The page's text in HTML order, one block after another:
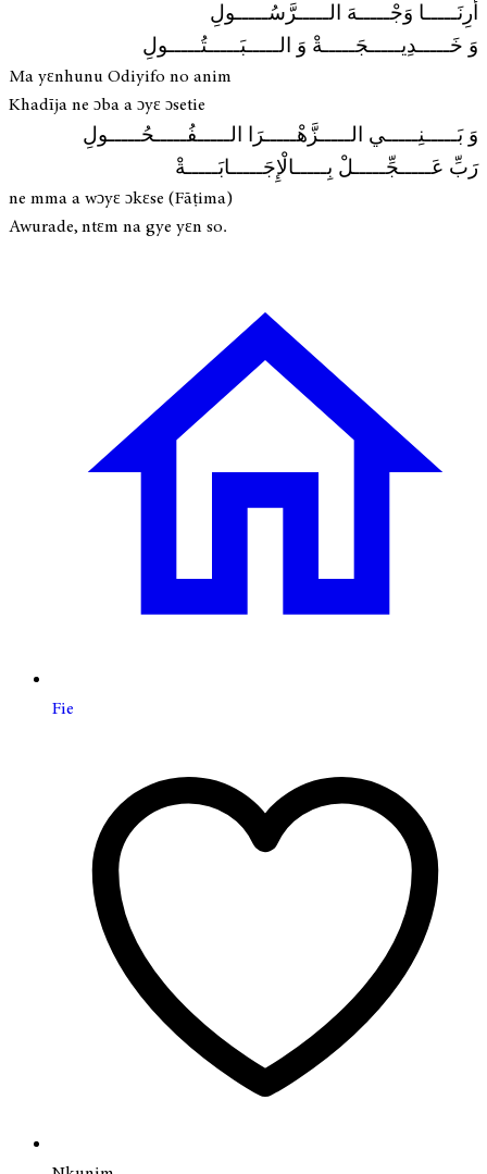
أَرِنَـــــا وَجْـــــهَ الـــــرَّسُـــــولِ
وَ خَـــــدِيـــــجَـــــةْ وَ الـــــبَـــــتُـــــولِ
Ma yɛnhunu Odiyifo no anim
Khadīja ne ɔba a ɔyɛ ɔsetie
وَ بَـــــنِـــــي الـــــزَّهْـــــرَا الـــــفُـــــحُـــــولِ
رَبِّ عَـــــجِّـــــلْ بِـــــالْإِجَـــــابَـــــةْ
ne mma a wɔyɛ ɔkɛse (Fāṭima)
Awurade, ntɛm na gye yɛn so.
Fie